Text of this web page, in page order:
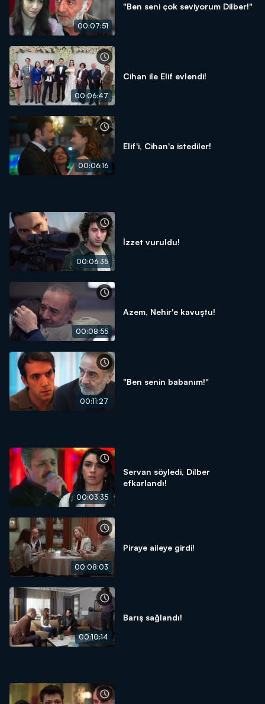
00:07:51
"Ben seni çok seviyorum Dilber!"
00:06:47
Cihan ile Elif evlendi!
00:06:16
Elif'i, Cihan'a istediler!
00:06:35
İzzet vuruldu!
00:08:55
Azem, Nehir'e kavuştu!
00:11:27
"Ben senin babanım!"
00:03:35
Servan söyledi, Dilber
efkarlandı!
00:08:03
Piraye aileye girdi!
00:10:14
Barış sağlandı!